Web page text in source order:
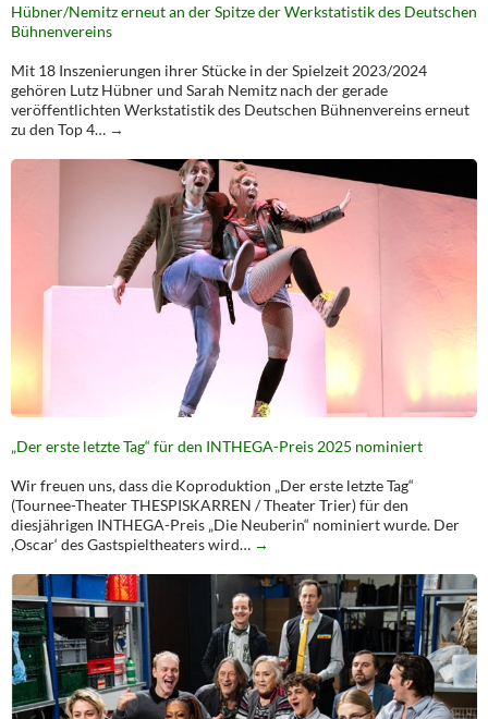
Hübner/Nemitz erneut an der Spitze der Werkstatistik des Deutschen
Bühnenvereins
Mit 18 Inszenierungen ihrer Stücke in der Spielzeit 2023/2024
gehören Lutz Hübner und Sarah Nemitz nach der gerade
veröffentlichten Werkstatistik des Deutschen Bühnenvereins erneut
zu den Top 4… →
„Der erste letzte Tag“ für den INTHEGA-Preis 2025 nominiert
Wir freuen uns, dass die Koproduktion „Der erste letzte Tag“
(Tournee-Theater THESPISKARREN / Theater Trier) für den
diesjährigen INTHEGA-Preis „Die Neuberin“ nominiert wurde. Der
,Oscar‘ des Gastspieltheaters wird… →